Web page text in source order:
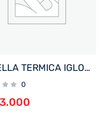
BOTELLA TERMICA IGLOO 1.6L AZUL C/MANIJA 31485
0